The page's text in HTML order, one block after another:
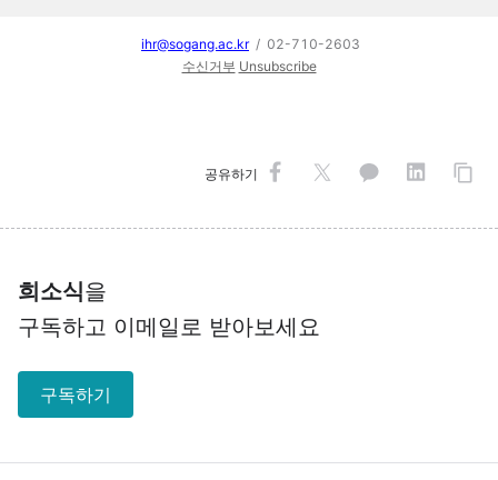
ihr@sogang.ac.kr/ 02-710-2603
수신거부 Unsubscribe
공유하기
희소식을
구독하고 이메일로 받아보세요
구독하기